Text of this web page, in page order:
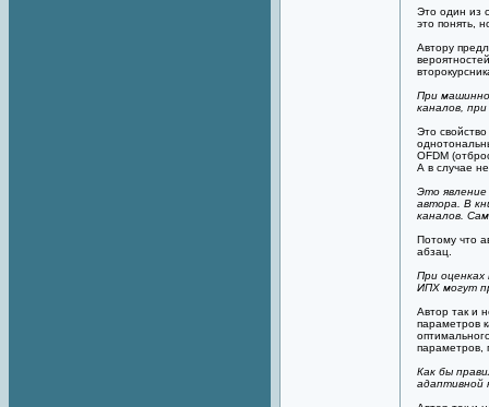
Это один из
это понять,
Автору
При
каналов,
Это
OFDM
А в случае
Это явление
автора. В
каналов.
Потому что
абзац.
При
ИПХ могут
Автор так и
параметров
параметров,
Как бы
адаптивной